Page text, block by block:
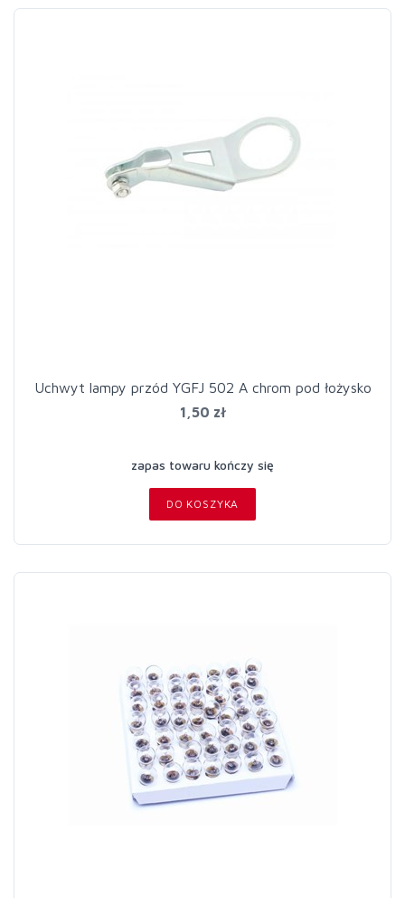
Uchwyt lampy przód YGFJ 502 A chrom pod łożysko
1,50 zł
zapas towaru kończy się
DO KOSZYKA